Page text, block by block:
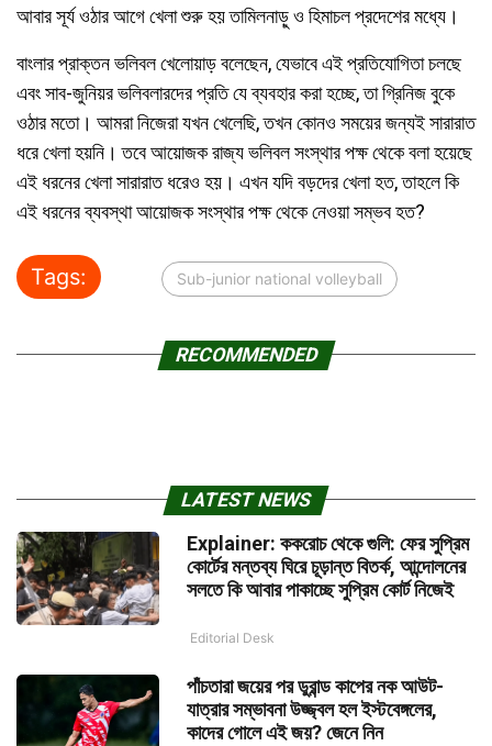
আবার সূর্য ওঠার আগে খেলা শুরু হয় তামিলনাড়ু ও হিমাচল প্রদেশের মধ্যে।
বাংলার প্রাক্তন ভলিবল খেলোয়াড় বলেছেন, যেভাবে এই প্রতিযোগিতা চলছে
এবং সাব-জুনিয়র ভলিবলারদের প্রতি যে ব্যবহার করা হচ্ছে, তা গ্রিনিজ বুকে
ওঠার মতো। আমরা নিজেরা যখন খেলেছি, তখন কোনও সময়ের জন্যই সারারাত
ধরে খেলা হয়নি। তবে আয়োজক রাজ্য ভলিবল সংস্থার পক্ষ থেকে বলা হয়েছে
এই ধরনের খেলা সারারাত ধরেও হয়। এখন যদি বড়দের খেলা হত, তাহলে কি
এই ধরনের ব্যবস্থা আয়োজক সংস্থার পক্ষ থেকে নেওয়া সম্ভব হত?
Tags: Sub-junior national volleyball
RECOMMENDED
LATEST NEWS
Explainer: ককরোচ থেকে গুলি: ফের সুপ্রিম
কোর্টের মন্তব্য ঘিরে চূড়ান্ত বিতর্ক, আন্দোলনের
সলতে কি আবার পাকাচ্ছে সুপ্রিম কোর্ট নিজেই
Editorial Desk
পাঁচতারা জয়ের পর ডুরান্ড কাপের নক আউট-
যাত্রার সম্ভাবনা উজ্জ্বল হল ইস্টবেঙ্গলের,
কাদের গোলে এই জয়? জেনে নিন